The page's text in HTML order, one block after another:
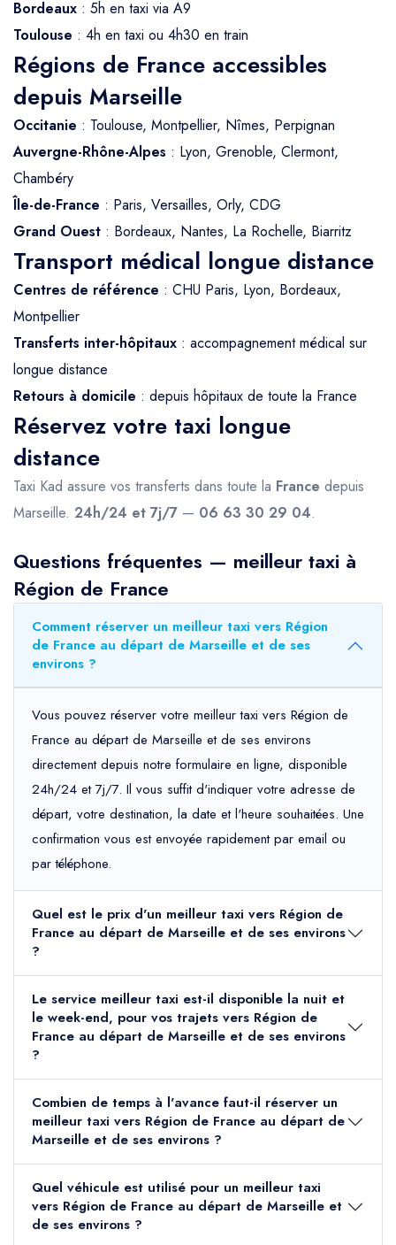
Bordeaux : 5h en taxi via A9
Toulouse : 4h en taxi ou 4h30 en train
Régions de France accessibles
depuis Marseille
Occitanie : Toulouse, Montpellier, Nîmes, Perpignan
Auvergne-Rhône-Alpes : Lyon, Grenoble, Clermont,
Chambéry
Île-de-France : Paris, Versailles, Orly, CDG
Grand Ouest : Bordeaux, Nantes, La Rochelle, Biarritz
Transport médical longue distance
Centres de référence : CHU Paris, Lyon, Bordeaux,
Montpellier
Transferts inter-hôpitaux : accompagnement médical sur
longue distance
Retours à domicile : depuis hôpitaux de toute la France
Réservez votre taxi longue
distance
Taxi Kad assure vos transferts dans toute la France depuis
Marseille. 24h/24 et 7j/7 — 06 63 30 29 04.
Questions fréquentes — meilleur taxi à
Région de France
Comment réserver un meilleur taxi vers Région
de France au départ de Marseille et de ses
environs ?
Vous pouvez réserver votre meilleur taxi vers Région de
France au départ de Marseille et de ses environs
directement depuis notre formulaire en ligne, disponible
24h/24 et 7j/7. Il vous suffit d'indiquer votre adresse de
départ, votre destination, la date et l'heure souhaitées. Une
confirmation vous est envoyée rapidement par email ou
par téléphone.
Quel est le prix d'un meilleur taxi vers Région de
France au départ de Marseille et de ses environs
?
Le service meilleur taxi est-il disponible la nuit et
le week-end, pour vos trajets vers Région de
France au départ de Marseille et de ses environs
?
Combien de temps à l'avance faut-il réserver un
meilleur taxi vers Région de France au départ de
Marseille et de ses environs ?
Quel véhicule est utilisé pour un meilleur taxi
vers Région de France au départ de Marseille et
de ses environs ?